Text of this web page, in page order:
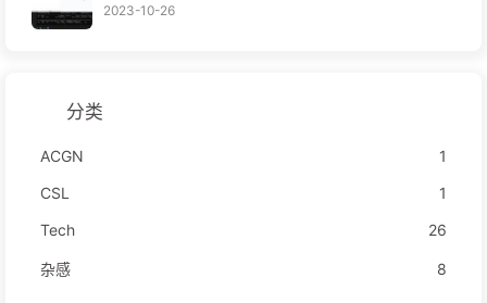
2023-10-26
分类
ACGN
1
CSL
1
Tech
26
杂感 8